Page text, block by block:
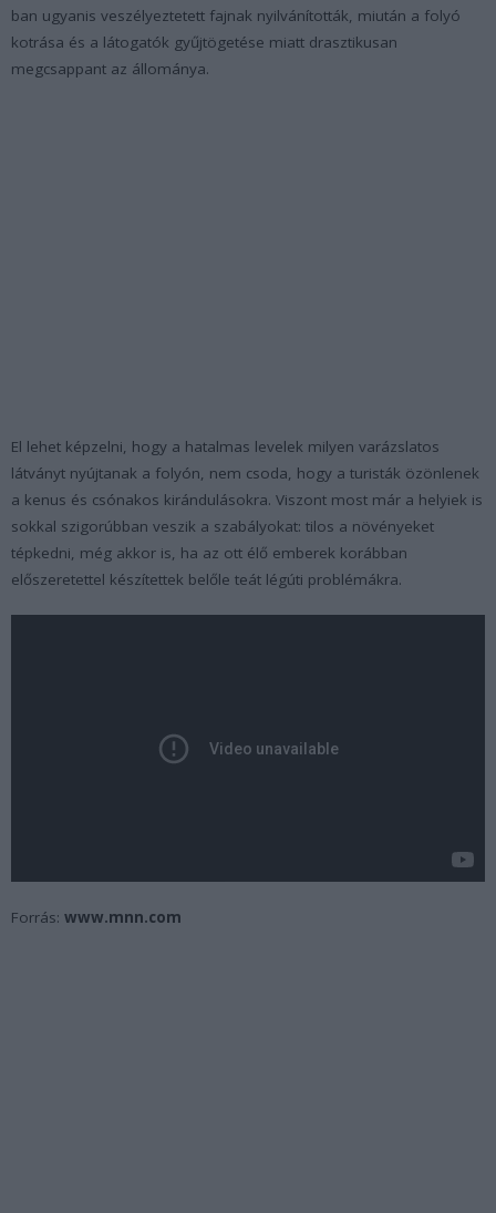
ban ugyanis veszélyeztetett fajnak nyilvánították, miután a folyó
kotrása és a látogatók gyűjtögetése miatt drasztikusan
megcsappant az állománya.
El lehet képzelni, hogy a hatalmas levelek milyen varázslatos
látványt nyújtanak a folyón, nem csoda, hogy a turisták özönlenek
a kenus és csónakos kirándulásokra. Viszont most már a helyiek is
sokkal szigorúbban veszik a szabályokat: tilos a növényeket
tépkedni, még akkor is, ha az ott élő emberek korábban
előszeretettel készítettek belőle teát légúti problémákra.
Forrás: www.mnn.com